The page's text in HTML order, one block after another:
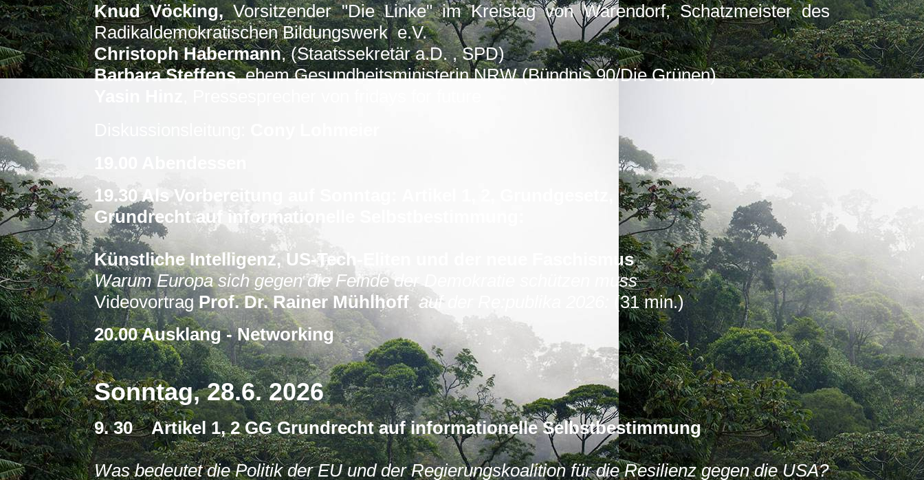
Knud Vöcking,Vorsitzender "Die Linke" im Kreistag von Warendorf, Schatzmeister des
Radikaldemokratischen Bildungswerk e.V.
Christoph Habermann, (Staatssekretär a.D. , SPD)
Barbara Steffens, ehem Gesundheitsministerin NRW (Bündnis 90/Die Grünen)
19.30 Als Vorbereitung auf Sonntag: Artikel 1, 2, Grundgesetz,
Grundrecht auf informationelle Selbstbestimmung:
Künstliche Intelligenz, US-Tech-Eliten und der neue Faschismus
Warum Europa sich gegen die Feinde der Demokratie schützen muss
VideovortragProf. Dr. Rainer Mühlhoff auf der Re:publika 2026:
(31 min.)
20.00 Ausklang - Networking
Sonntag, 28.6. 2026
9. 30 Artikel 1, 2 GG Grundrecht auf informationelle Selbstbestimmung
Was bedeutet die Politik der EU und der Regierungskoalition für die Resilienz gegen die USA?